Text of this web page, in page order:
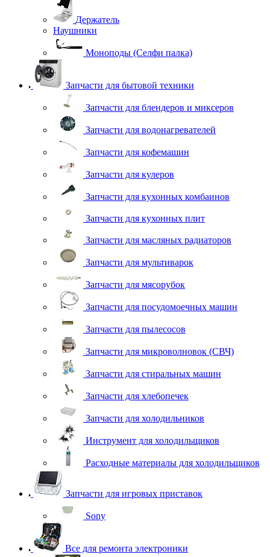
Держатель
Наушники
Моноподы (Селфи палка)
Запчасти для бытовой техники
Запчасти для блендеров и миксеров
Запчасти для водонагревателей
Запчасти для кофемашин
Запчасти для кулеров
Запчасти для кухонных комбаинов
Запчасти для кухонных плит
Запчасти для масляных радиаторов
Запчасти для мультиварок
Запчасти для мясорубок
Запчасти для посудомоечных машин
Запчасти для пылесосов
Запчасти для микроволновок (СВЧ)
Запчасти для стиральных машин
Запчасти для хлебопечек
Запчасти для холодильников
Инструмент для холодильщиков
Расходные материалы для холодильщиков
Запчасти для игровых приставок
Sony
Все для ремонта электроники